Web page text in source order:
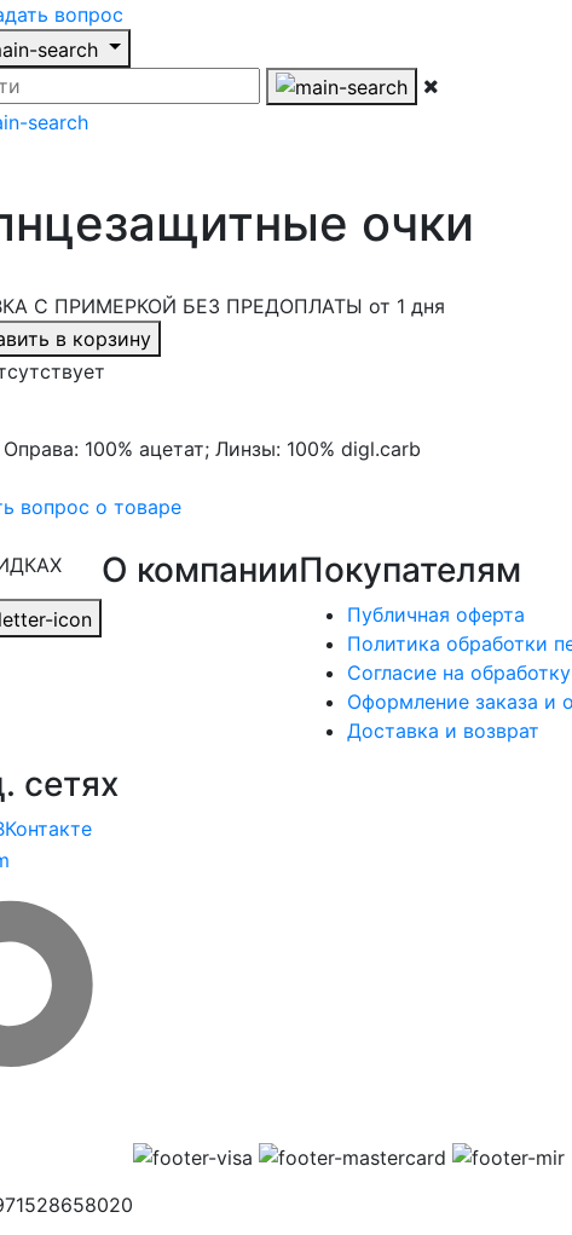
вопрос
очки
С ПРИМЕРКОЙ БЕЗ ПРЕДОПЛАТЫ от 1 дня
в корзину
Оправа: 100% ацетат; Линзы: 100% digl.carb
вопрос о товаре
О компанииПокупателям
Публичная оферта
Политика обработки
Согласие на
Оформление заказа и
Доставка и возврат
сетях